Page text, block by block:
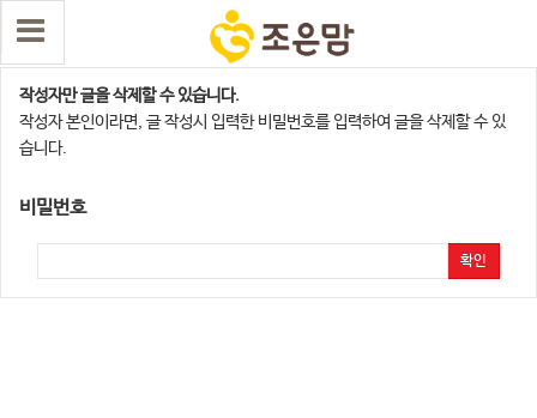
댓글 삭제
작성자만 글을 삭제할 수 있습니다.
작성자 본인이라면, 글 작성시 입력한 비밀번호를 입력하여 글을 삭제할 수 있
습니다.
비밀번호
확인